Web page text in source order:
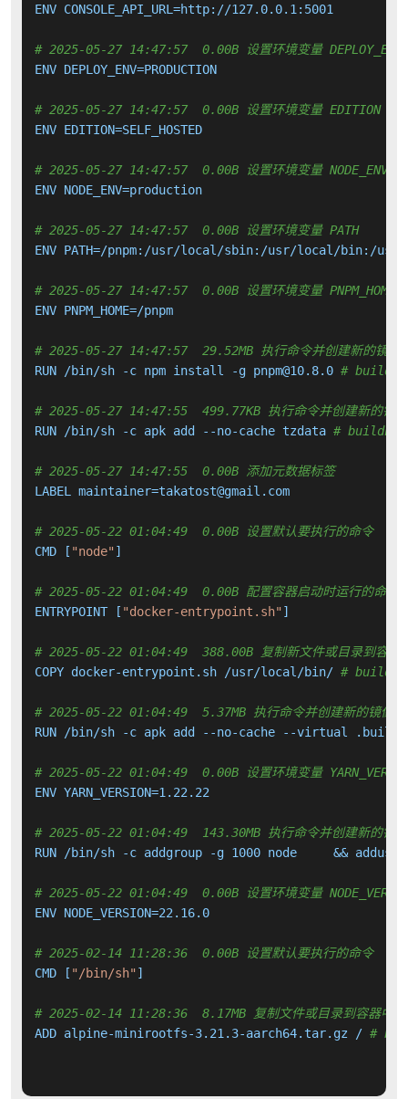
ENV CONSOLE_API_URL=http://127.0.0.1:5001
# 2025-05-27 14:47:57  0.00B 设置环境变量 DEPLOY_ENV
ENV DEPLOY_ENV=PRODUCTION
# 2025-05-27 14:47:57  0.00B 设置环境变量 EDITION
ENV EDITION=SELF_HOSTED
# 2025-05-27 14:47:57  0.00B 设置环境变量 NODE_ENV
ENV NODE_ENV=production
# 2025-05-27 14:47:57  0.00B 设置环境变量 PATH
ENV PATH=/pnpm:/usr/local/sbin:/usr/local/bin:/
# 2025-05-27 14:47:57  0.00B 设置环境变量 PNPM_HOME
ENV PNPM_HOME=/pnpm
# 2025-05-27 14:47:57  29.52MB 执行命令并创建新的镜像
RUN /bin/sh -c npm install -g pnpm@10.8.0 #
# 2025-05-27 14:47:55  499.77KB 执行命令并创建新的镜
RUN /bin/sh -c apk add --no-cache tzdata # buildkit
# 2025-05-27 14:47:55  0.00B 添加元数据标签
LABEL maintainer=takatost@gmail.com
# 2025-05-22 01:04:49  0.00B 设置默认要执行的命令
CMD [ "node" ]
# 2025-05-22 01:04:49  0.00B 配置容器启动时运行的命令
ENTRYPOINT [ "docker-entrypoint.sh" ]
# 2025-05-22 01:04:49  388.00B 复制新文件或目录到容器
COPY docker-entrypoint.sh /usr/local/bin/ #
# 2025-05-22 01:04:49  5.37MB 执行命令并创建新的镜像层
RUN /bin/sh -c apk add --no-cache --virtual
# 2025-05-22 01:04:49  0.00B 设置环境变量
ENV YARN_VERSION=1.22.22
# 2025-05-22 01:04:49  143.30MB 执行命令并创建新的镜
RUN /bin/sh -c addgroup -g 1000 node     &&
# 2025-05-22 01:04:49  0.00B 设置环境变量
ENV NODE_VERSION=22.16.0
# 2025-02-14 11:28:36  0.00B 设置默认要执行的命令
CMD [ "/bin/sh" ]
# 2025-02-14 11:28:36  8.17MB 复制文件或目录到容器中
ADD alpine-minirootfs-3.21.3-aarch64.tar.gz / #